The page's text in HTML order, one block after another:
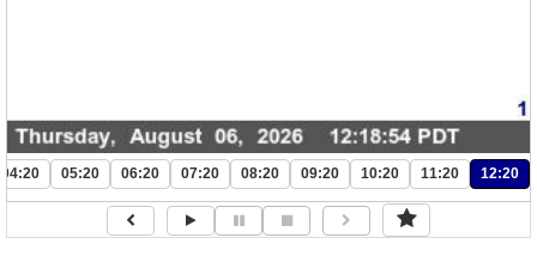
04:20 05:20 06:20 07:20 08:20 09:20 10:20 11:20 12:20